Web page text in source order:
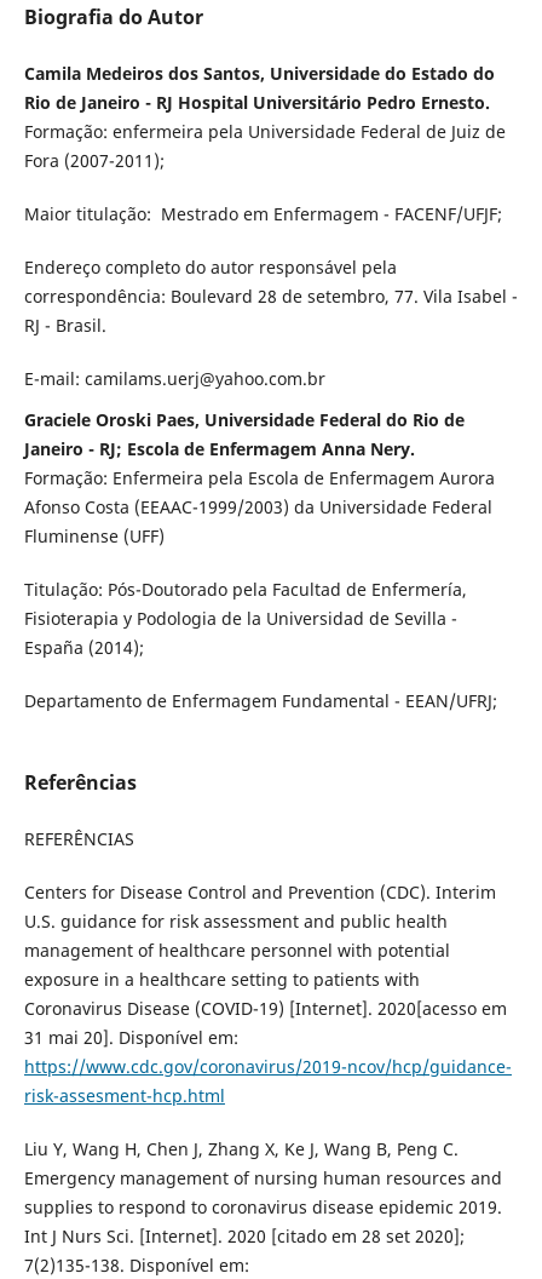
Biografia do Autor
Camila Medeiros dos Santos, Universidade do Estado do
Rio de Janeiro - RJ Hospital Universitário Pedro Ernesto.
Formação: enfermeira pela Universidade Federal de Juiz de
Fora (2007-2011);
Maior titulação: Mestrado em Enfermagem - FACENF/UFJF;
Endereço completo do autor responsável pela
correspondência: Boulevard 28 de setembro, 77. Vila Isabel -
RJ - Brasil.
E-mail: camilams.uerj@yahoo.com.br
Graciele Oroski Paes, Universidade Federal do Rio de
Janeiro - RJ; Escola de Enfermagem Anna Nery.
Formação: Enfermeira pela Escola de Enfermagem Aurora
Afonso Costa (EEAAC-1999/2003) da Universidade Federal
Fluminense (UFF)
Titulação: Pós-Doutorado pela Facultad de Enfermería,
Fisioterapia y Podologia de la Universidad de Sevilla -
España (2014);
Departamento de Enfermagem Fundamental - EEAN/UFRJ;
Referências
REFERÊNCIAS
Centers for Disease Control and Prevention (CDC). Interim
U.S. guidance for risk assessment and public health
management of healthcare personnel with potential
exposure in a healthcare setting to patients with
Coronavirus Disease (COVID-19) [Internet]. 2020[acesso em
31 mai 20]. Disponível em:
https://www.cdc.gov/coronavirus/2019-ncov/hcp/guidance-
risk-assesment-hcp.html
Liu Y, Wang H, Chen J, Zhang X, Ke J, Wang B, Peng C.
Emergency management of nursing human resources and
supplies to respond to coronavirus disease epidemic 2019.
Int J Nurs Sci. [Internet]. 2020 [citado em 28 set 2020];
7(2)135-138. Disponível em: